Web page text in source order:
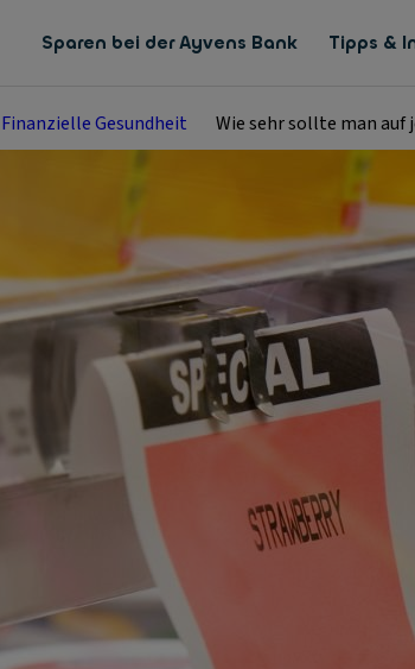
Sparen bei der Ayvens Bank Tipps &
Finanzielle Gesundheit Wie sehr sollte man